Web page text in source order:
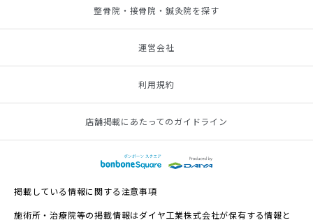
整骨院・接骨院・鍼灸院を探す
運営会社
利用規約
店舗掲載にあたってのガイドライン
掲載している情報に関する注意事項
施術所・治療院等の掲載情報はダイヤ工業株式会社が保有する情報と